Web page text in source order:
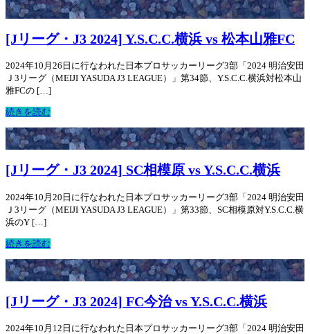
[Jリーグ・J3 2024] Y.S.C.C.横浜 vs 松本山雅FC
2024年10月26日に行なわれた日本プロサッカーリーグ3部「2024 明治安田
Ｊ3リーグ（MEIJI YASUDA J3 LEAGUE）」第34節、Y.S.C.C.横浜対松本山
雅FCの […]
続きを読む
[Jリーグ・J3 2024] SC相模原 vs Y.S.C.C.横浜
2024年10月20日に行なわれた日本プロサッカーリーグ3部「2024 明治安田
Ｊ3リーグ（MEIJI YASUDA J3 LEAGUE）」第33節、SC相模原対Y.S.C.C.横
浜のY […]
続きを読む
[Jリーグ・J3 2024] FC今治 vs Y.S.C.C.横浜
2024年10月12日に行なわれた日本プロサッカーリーグ3部「2024 明治安田